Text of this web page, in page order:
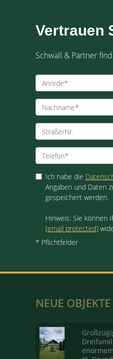
Vertrauen
Schwall & Partner
Ich habe die
Angaben und Daten
gespeichert werden.
Hinweis: Sie können
[email protected]
* Pflichtfelder
NEUE OBJEKTE